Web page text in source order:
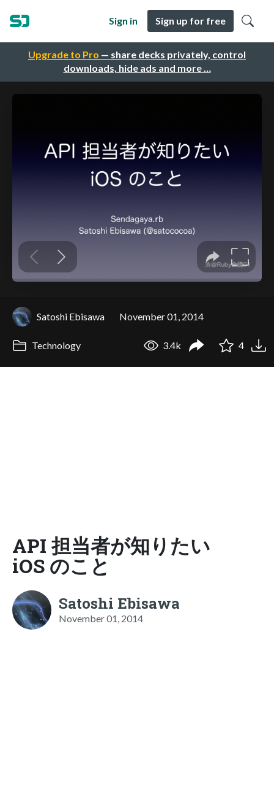
Upgrade to Pro — share decks privately, control
downloads, hide ads and more …
Sign in Sign up for free
Satoshi Ebisawa November 01, 2014
Technology 3.4k 4
API 担当者が知りたい
iOS のこと
Satoshi Ebisawa
November 01, 2014